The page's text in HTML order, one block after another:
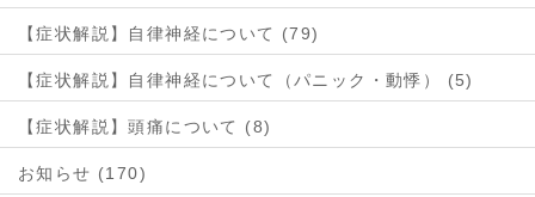
【症状解説】自律神経について (79)
【症状解説】自律神経について（パニック・動悸） (5)
【症状解説】頭痛について (8)
お知らせ (170)